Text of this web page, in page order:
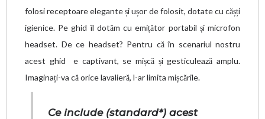
folosi receptoare elegante și ușor de folosit, dotate cu cășți
igienice. Pe ghid îl dotăm cu emițător portabil și microfon
headset. De ce headset? Pentru că în scenariul nostru
acest ghid e captivant, se mișcă și gesticulează amplu.
Imaginați-va că orice lavalieră, l-ar limita mișcările.
Ce include (standard*) acest